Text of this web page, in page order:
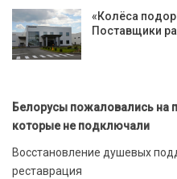
«Колёса
Поставщики
Белорусы пожаловались на
которые не подключали
Восстановление душевых
реставрация